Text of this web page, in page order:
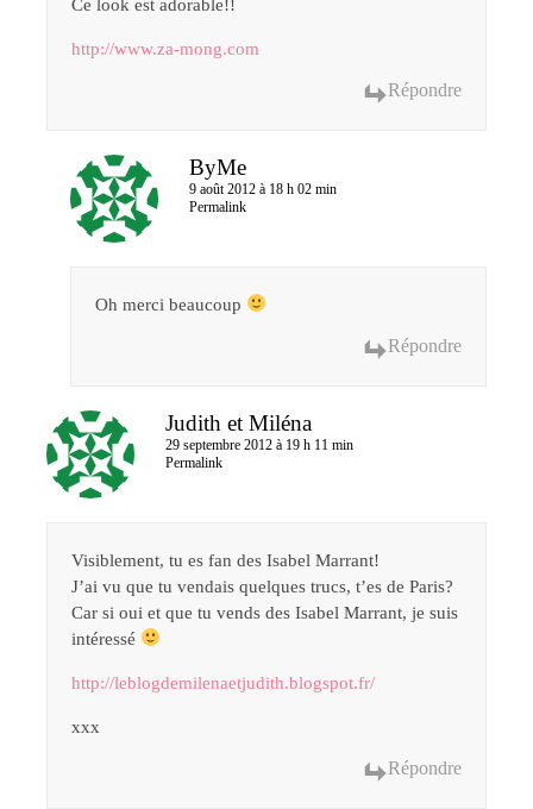
Ce look est adorable!!
http://www.za-mong.com
Répondre
ByMe
9 août 2012 à 18 h 02 min
Permalink
Oh merci beaucoup
Répondre
Judith et Miléna
29 septembre 2012 à 19 h 11 min
Permalink
Visiblement, tu es fan des Isabel Marrant!
J’ai vu que tu vendais quelques trucs, t’es de Paris?
Car si oui et que tu vends des Isabel Marrant, je suis
intéressé
http://leblogdemilenaetjudith.blogspot.fr/
xxx
Répondre